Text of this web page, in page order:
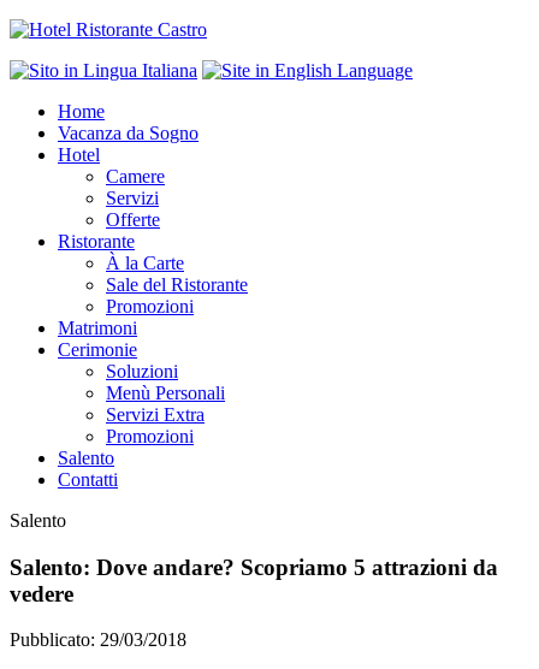
Home
Vacanza da Sogno
Hotel
Camere
Servizi
Offerte
Ristorante
À la Carte
Sale del Ristorante
Promozioni
Matrimoni
Cerimonie
Soluzioni
Menù Personali
Servizi Extra
Promozioni
Salento
Contatti
Salento
Salento: Dove andare? Scopriamo 5 attrazioni da
vedere
Pubblicato: 29/03/2018